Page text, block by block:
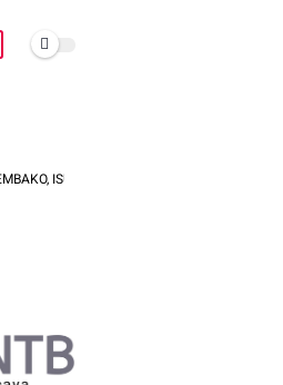
PENCULIKAN ANAK DIPASTIKAN HOAKS